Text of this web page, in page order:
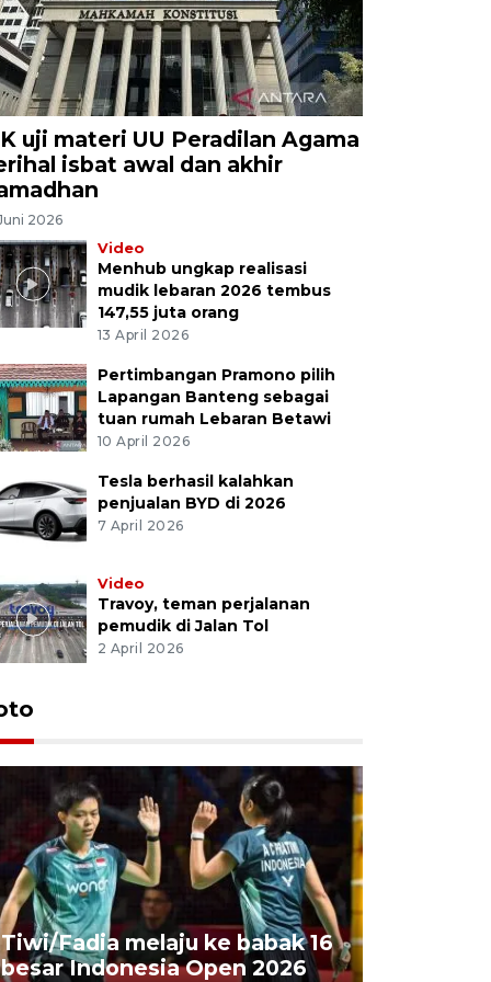
uji materi UU Peradilan Agama
isbat awal dan akhir
2026
Video
Menhub ungkap realisasi
mudik lebaran 2026 tembus
147,55 juta orang
13 April 2026
Pertimbangan Pramono pilih
Lapangan Banteng sebagai
tuan rumah Lebaran Betawi
10 April 2026
Tesla berhasil kalahkan
penjualan BYD di 2026
7 April 2026
Video
Travoy, teman perjalanan
pemudik di Jalan Tol
2 April 2026
Tiwi/Fadia melaju ke babak 16
besar Indonesia Open 2026